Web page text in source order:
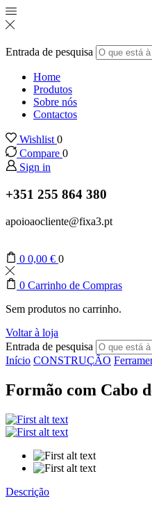
Entrada de pesquisa
Home
Produtos
Sobre nós
Contactos
Wishlist 0
Compare 0
Sign in
+351 255 864 380
apoioaocliente@fixa3.pt
0 0,00 € 0
0 Carrinho de Compras
Sem produtos no carrinho.
Voltar à loja
Entrada de pesquisa
Início CONSTRUÇÃO
Formão com Cabo
Descrição